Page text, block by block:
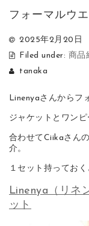
フォーマルウ
2025年2月20日
Filed under: 商品
tanaka
Linenyaさんからフ
ジャケットとワンピ
合わせてCiikaさん
介。
１セット持っておく
Linenya（リ
ット